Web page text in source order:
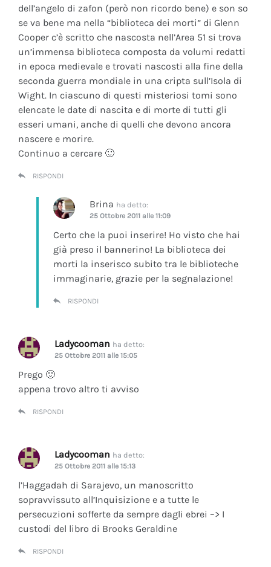
dell’angelo di zafon (però non ricordo bene) e son so
se va bene ma nella “biblioteca dei morti” di Glenn
Cooper c’è scritto che nascosta nell’Area 51 si trova
un’immensa biblioteca composta da volumi redatti
in epoca medievale e trovati nascosti alla fine della
seconda guerra mondiale in una cripta sull’Isola di
Wight. In ciascuno di questi misteriosi tomi sono
elencate le date di nascita e di morte di tutti gli
esseri umani, anche di quelli che devono ancora
nascere e morire.
Continuo a cercare 🙂
RISPONDI
Brina ha detto:
25 Ottobre 2011 alle 11:09
Certo che la puoi inserire! Ho visto che hai
già preso il bannerino! La biblioteca dei
morti la inserisco subito tra le biblioteche
immaginarie, grazie per la segnalazione!
RISPONDI
Ladycooman ha detto:
25 Ottobre 2011 alle 15:05
Prego 🙂
appena trovo altro ti avviso
RISPONDI
Ladycooman ha detto:
25 Ottobre 2011 alle 15:13
l’Haggadah di Sarajevo, un manoscritto
sopravvissuto all’Inquisizione e a tutte le
persecuzioni sofferte da sempre dagli ebrei –> I
custodi del libro di Brooks Geraldine
RISPONDI